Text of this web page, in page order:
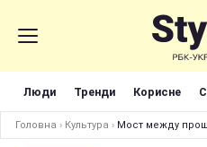
Люди Тренди Корисне
Головна › Культура › Мост между